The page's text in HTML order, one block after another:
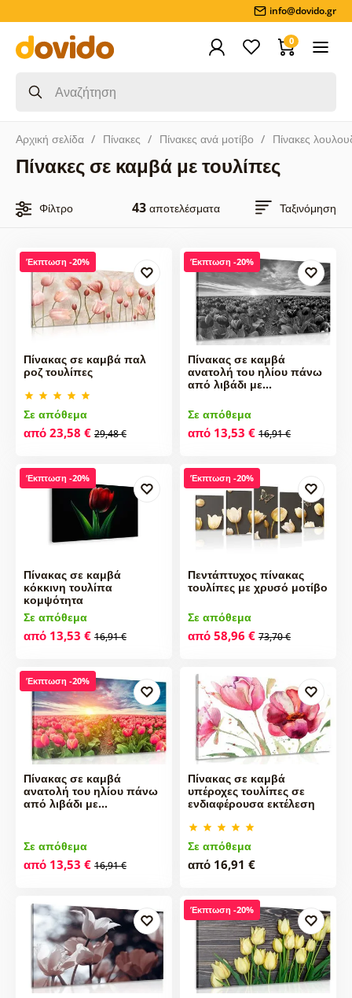
info@dovido.gr
0
Αρχική σελίδα Πίνακες Πίνακες ανά μοτίβο Πίνακες
Πίνακες σε καμβά με τουλίπες
Φίλτρο 43 αποτελέσματα Ταξινόμηση
Έκπτωση -20%
Πίνακας σε καμβά παλ
ροζ τουλίπες
Σε απόθεμα
από 23,58 € 29,48 €
Έκπτωση -20%
Πίνακας σε καμβά
ανατολή του ηλίου πάνω
από λιβάδι με…
Σε απόθεμα
από 13,53 € 16,91 €
Έκπτωση -20%
Πίνακας σε καμβά
κόκκινη τουλίπα
κομψότητα
Σε απόθεμα
από 13,53 € 16,91 €
Έκπτωση -20%
Πεντάπτυχος πίνακας
τουλίπες με χρυσό μοτίβο
Σε απόθεμα
από 58,96 € 73,70 €
Έκπτωση -20%
Πίνακας σε καμβά
ανατολή του ηλίου πάνω
από λιβάδι με…
Σε απόθεμα
από 13,53 € 16,91 €
Πίνακας σε καμβά
υπέροχες τουλίπες σε
ενδιαφέρουσα εκτέλεση
Σε απόθεμα
από 16,91 €
Έκπτωση -20%